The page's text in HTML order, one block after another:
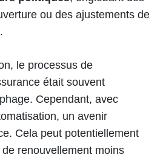
ou des ajustements de
le processus de
était souvent
Cependant, avec
un avenir
Cela peut potentiellement
renouvellement moins